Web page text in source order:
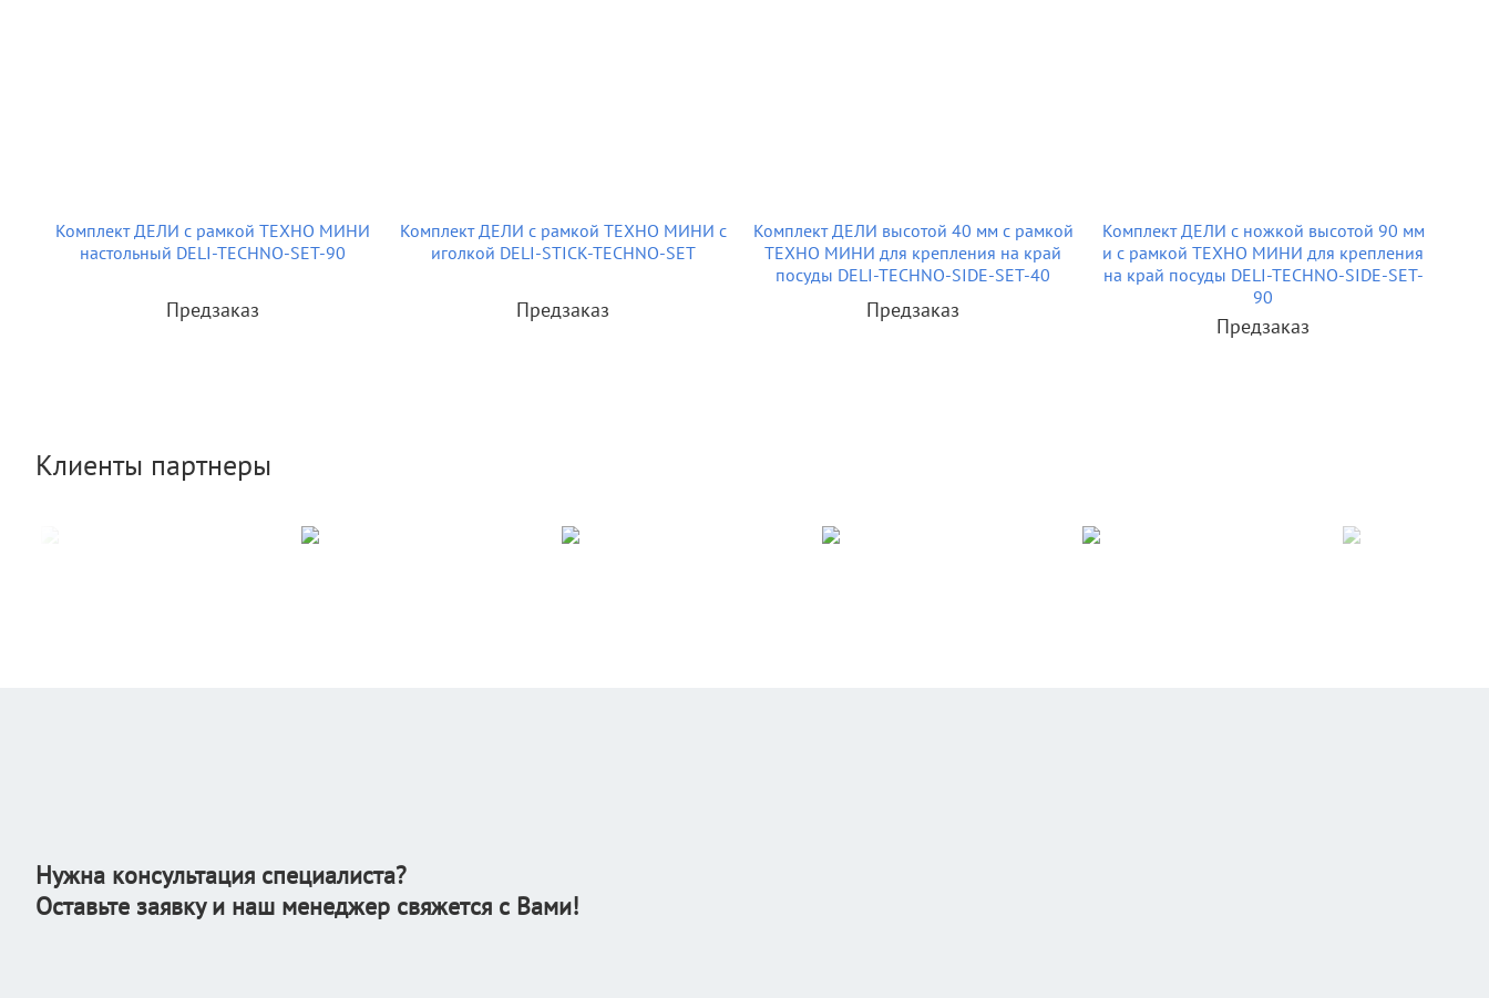
Комплект ДЕЛИ с рамкой ТЕХНО МИНИ
настольный DELI-TECHNO-SET-90
Предзаказ
Комплект ДЕЛИ с рамкой ТЕХНО МИНИ с
иголкой DELI-STICK-TECHNO-SET
Предзаказ
Комплект ДЕЛИ высотой 40 мм с рамкой
ТЕХНО МИНИ для крепления на край
посуды DELI-TECHNO-SIDE-SET-40
Предзаказ
Комплект ДЕЛИ с ножкой высотой 90 мм
и с рамкой ТЕХНО МИНИ для крепления
на край посуды DELI-TECHNO-SIDE-SET-
90
Предзаказ
Клиенты партнеры
Нужна консультация специалиста?
Оставьте заявку и наш менеджер свяжется с Вами!